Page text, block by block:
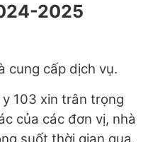
2025
cung cấp dịch vụ.
103 xin trân trọng
của các đơn vị, nhà